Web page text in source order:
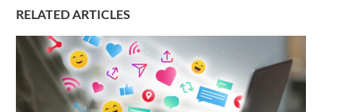
RELATED ARTICLES